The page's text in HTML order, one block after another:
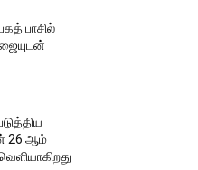
பாசில்
26 ஆம்